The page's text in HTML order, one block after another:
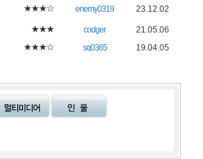
★★★☆ enemy0319 23.12.02
★★★ codger
21.05.06
★★★☆ sq0365 19.04.05